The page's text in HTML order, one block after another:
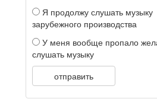
Я продолжу слушать музыку
зарубежного производства
У меня вообще пропало
слушать музыку
отправить